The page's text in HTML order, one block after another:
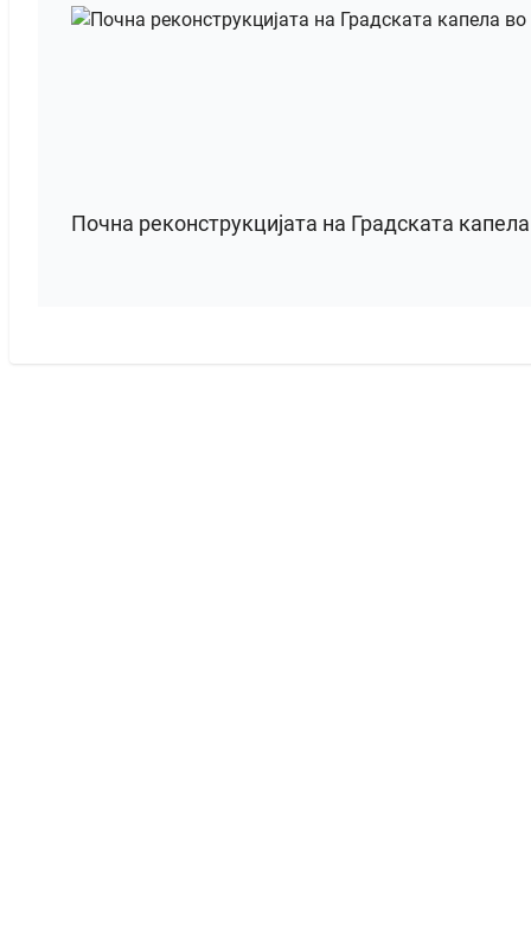
Почна реконструкцијата на Градската